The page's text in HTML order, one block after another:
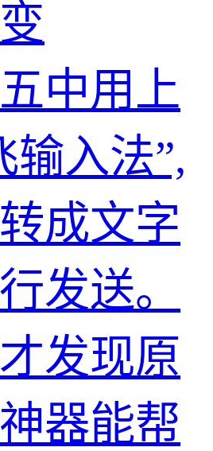
中用上
输入法”,
成文字
发送。
发现原
器能帮